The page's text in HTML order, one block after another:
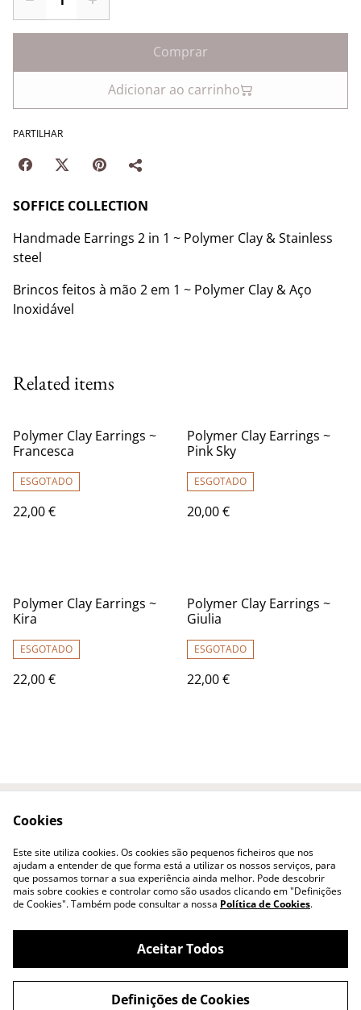
Comprar
Adicionar ao carrinho
PARTILHAR
SOFFICE COLLECTION
Handmade Earrings 2 in 1 ~ Polymer Clay & Stainless
steel
Brincos feitos à mão 2 em 1 ~ Polymer Clay & Aço
Inoxidável
Related items
Polymer Clay Earrings ~
Francesca
ESGOTADO
22,00 €
Polymer Clay Earrings ~
Pink Sky
ESGOTADO
20,00 €
Polymer Clay Earrings ~
Kira
ESGOTADO
22,00 €
Polymer Clay Earrings ~
Giulia
ESGOTADO
22,00 €
Política de
Privacidade
Política de cookies
©2026By a Fairy®
Cookies
Este site utiliza cookies. Os cookies são pequenos ficheiros que nos
ajudam a entender de que forma está a utilizar os nossos serviços, para
que possamos tornar a sua experiência ainda melhor. Pode descobrir
mais sobre cookies e controlar como são usados clicando em "Definições
de Cookies". Também pode consultar a nossa Política de Cookies.
Aceitar Todos
Definições de Cookies